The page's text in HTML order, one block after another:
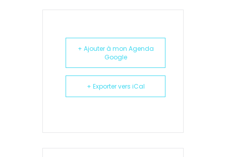
+ Ajouter à mon Agenda
Google
+ Exporter vers iCal